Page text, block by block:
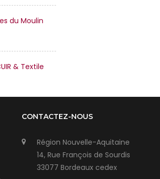
du Moulin
& Textile
CONTACTEZ-NOUS
Région Nouvelle-Aquitaine
14, Rue François de Sourdis
33077 Bordeaux cedex